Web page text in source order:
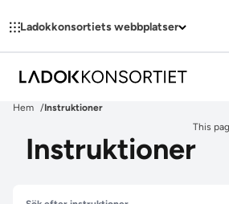
Ladokkonsortiets webbplatser
Hem
Instruktioner
This
Instruktioner